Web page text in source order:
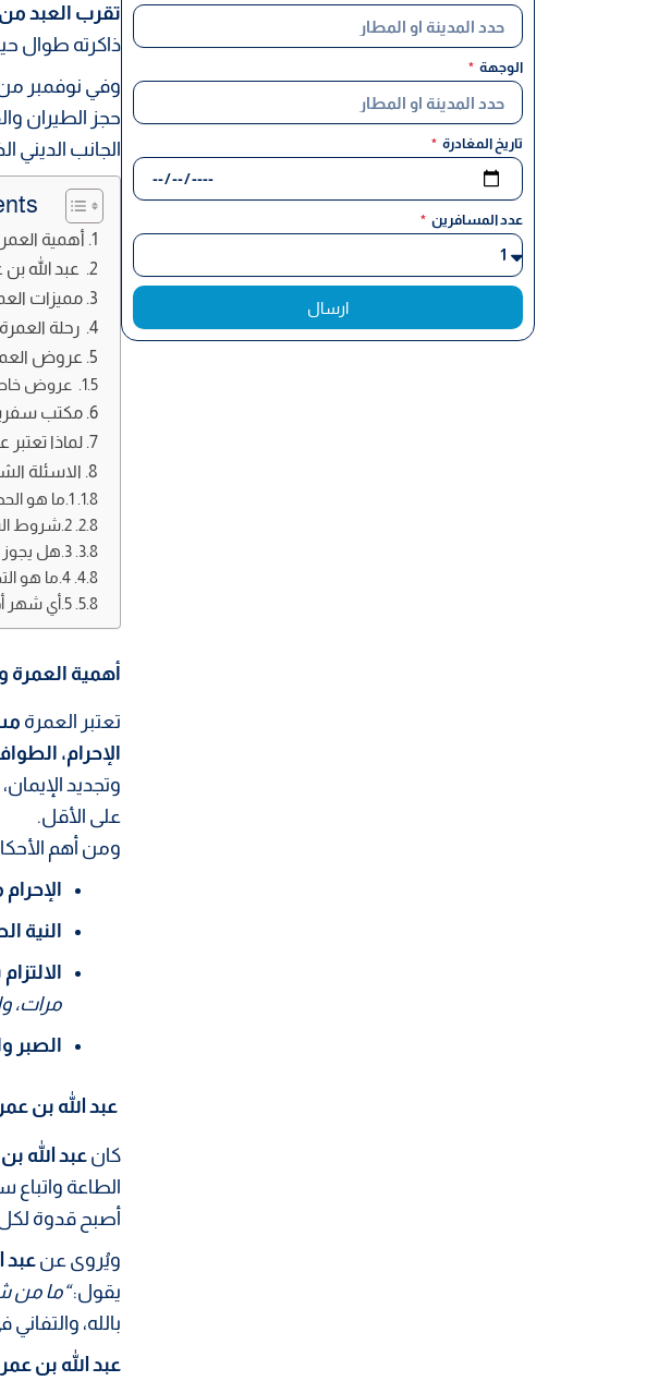
الوجهة
تاريخ المغادرة
عدد المسافرين
ارسال
تقرب العبد
ذاكرته طوال
وفي نوفمبر من عام
حجز الطيران
الجانب الديني
أهمية
عبد الله
مميزات
رحلة
عروض العمرة 2025 من
عروض
مكتب
لماذا تعتبر عمرة 2025 فرصة هامة لا
الاسئلة
1.ما هو الحد الأقصى للعمره 2025؟
2.شروط السفر للعمرة من الكويت؟
3.هل يجوز عمل عمره وأنا عليا ديون؟
4.ما هو التحديث الجديد لعمرة 2025؟
5.أي شهر أقل ازدحاما للعمرة؟
أهمية العمرة
تعتبر العمرة
الإحرام،
وتجديد
على الأقل.
ومن أهم
النية
مرات،
الصبر
عبد الله بن
كان عبد الله
الطاعة واتباع
أصبح قدوة لكل
ويُروى عنعبد
يقول:“ما من
بالله،
عبد الله بن عمر